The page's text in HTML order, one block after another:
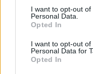
consent section.
I want to opt-out
Personal Data.
Opted In
I want to opt-out
Personal Data for
Opted In
bevallotta, már
szerepelhetett.
Emlékszem, hogy
hogy olvassak fel a
leültetett Benedek
népmeséivel, és én